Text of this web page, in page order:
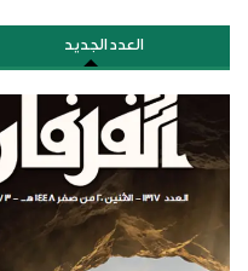
العدد الجديد